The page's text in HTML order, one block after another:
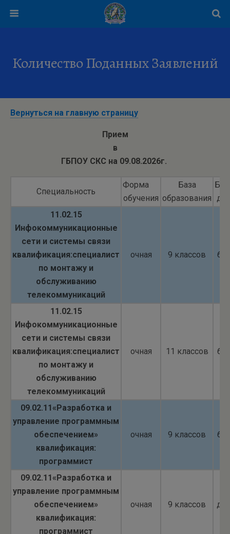
Количество Поданных Заявлений
Вернуться на главную страницу
Прием
в
ГБПОУ СКС на 09.08.2026г.
Специальность
Форма
обучения
База
образования
11.02.15
Инфокоммуникационные
сети и системы связи
квалификация:специалист
по монтажу и
обслуживанию
телекоммуникаций
очная 9 классов
11.02.15
Инфокоммуникационные
сети и системы связи
квалификация:специалист
по монтажу и
обслуживанию
телекоммуникаций
очная 11 классов
09.02.11«Разработка и
управление программным
обеспечением»
квалификация:
программист
очная 9 классов
09.02.11«Разработка и
управление программным
обеспечением»
квалификация:
программист
очная 9 классов